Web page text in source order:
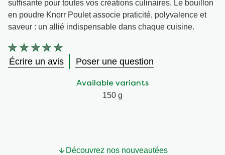
suffisante pour toutes vos créations culinaires. Le bouillon
en poudre Knorr Poulet associe praticité, polyvalence et
saveur : un allié indispensable dans chaque cuisine.
Aucune
évaluation
soumise
Écrire un avis Poser une question
Available variants
150 g
Découvrez nos nouveautées